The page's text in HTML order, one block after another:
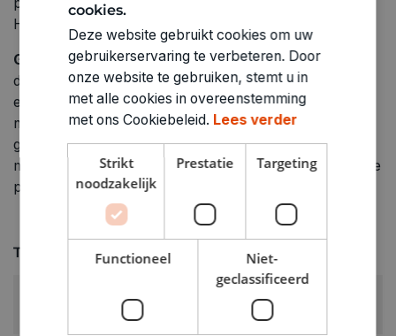
Hoogwaardig merkproduct
Gebruik: Schud de marker met de dop erop Verwijder
de dop Pomp de marker met de punt omlaag op bijv.
een stuk afvalpapier Pomp deze voorzichtig op en
neer tot de punt met inkt is gevuld De marker is nu
gereed voor gebruik Test het product bij gevoelige
materialen (bijv. plexiglas®) eerst op een onopvallende
plaats Horizontaal bewaren
Technische specificaties
cookies.
Deze website gebruikt cookies om uw
gebruikerservaring te verbeteren. Door
onze website te gebruiken, stemt u in
met alle cookies in overeenstemming
met ons Cookiebeleid. Lees verder
Strikt
noodzakelijk
Prestatie Targeting
Functioneel
Niet-
geclassificeerd